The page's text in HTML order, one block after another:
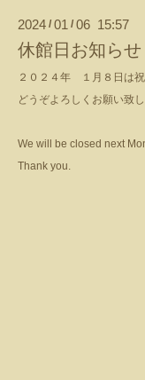
2024 / 01 / 06 15:57
休館日お知ら
２０２４年 １月８日は祝
どうぞよろしくお願い致し
We will be closed next
Thank you.